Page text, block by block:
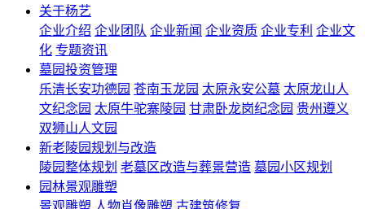
关于杨艺
企业介绍 企业团队 企业新闻 企业资质 企业专利 企业文
化 专题资讯
墓园投资管理
乐清长安功德园 苍南玉龙园 太原永安公墓 太原龙山人
文纪念园 太原牛驼寨陵园 甘肃卧龙岗纪念园 贵州遵义
双狮山人文园
新老陵园规划与改造
陵园整体规划 老墓区改造与葬景营造 墓园小区规划
园林景观雕塑
景观雕塑 人物肖像雕塑 古建筑修复